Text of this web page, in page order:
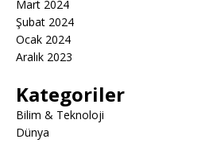
Mart 2024
Şubat 2024
Ocak 2024
Aralık 2023
Kategoriler
Bilim & Teknoloji
Dünya